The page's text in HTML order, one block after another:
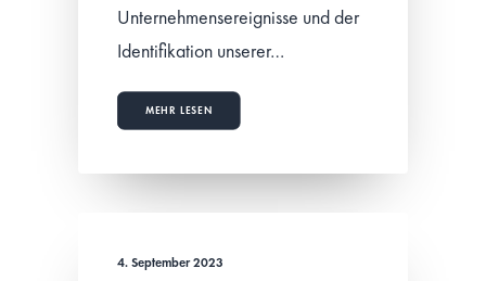
Unternehmensereignisse und der
Identifikation unserer…
MEHR LESEN
4. September 2023